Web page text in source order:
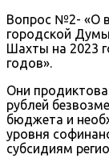
Вопрос №2- «О
городской
Шахты на 2023
годов».
Они
рублей
бюджета и
уровня
субсидиям